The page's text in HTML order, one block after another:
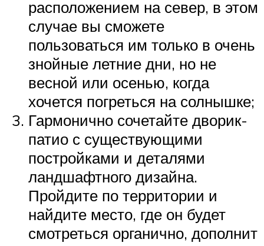
расположением на север, в этом
случае вы сможете
пользоваться им только в очень
знойные летние дни, но не
весной или осенью, когда
хочется погреться на солнышке;
Гармонично сочетайте дворик-
патио с существующими
постройками и деталями
ландшафтного дизайна.
Пройдите по территории и
найдите место, где он будет
смотреться органично, дополнит